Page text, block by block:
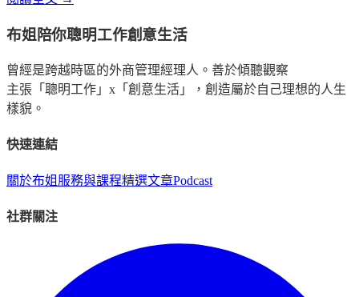
布姐陪你聰明工作創意生活
曾經是跨越時區的外商管理經理人。善於傾聽觀察
主張「聰明工作」x「創意生活」，創造屬於自己理想的人生
樣貌。
快速連結
關於布姐 服務與課程精選文章Podcast
社群關注